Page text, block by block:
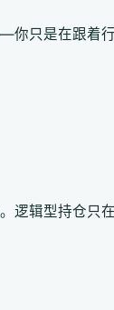
只是在跟着
。逻辑型持仓只